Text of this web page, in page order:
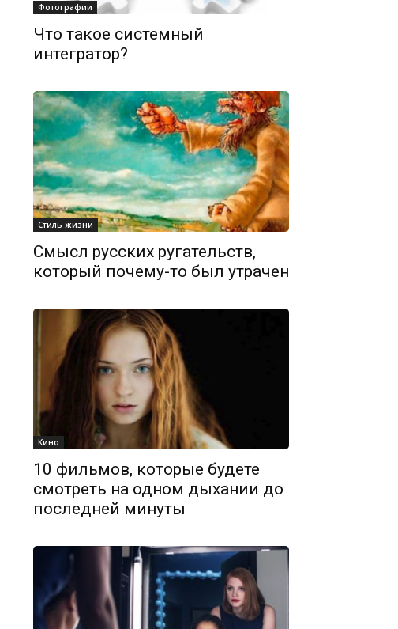
Фотографии
Что такое системный
интегратор?
Стиль жизни
Смысл русских ругательств,
который почему-то был утрачен
Кино
10 фильмов, которые будете
смотреть на одном дыхании до
последней минуты